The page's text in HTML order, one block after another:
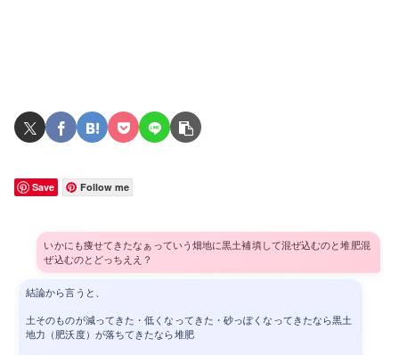
Save Follow me
いかにも痩せてきたなぁっていう畑地に黒土補填して混ぜ込むのと堆肥混
ぜ込むのとどっちええ？
結論から言うと、
土そのものが減ってきた・低くなってきた・砂っぽくなってきたなら黒土
地力（肥沃度）が落ちてきたなら堆肥